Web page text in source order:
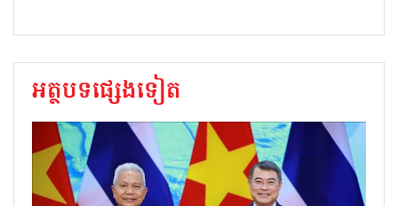
អត្ថបទផ្សេងទៀត